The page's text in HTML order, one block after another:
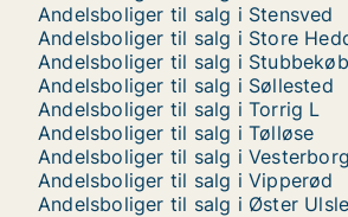
Andelsboliger til salg i Stensved
Andelsboliger til salg i Store
Andelsboliger til salg i
Andelsboliger til salg i Søllested
Andelsboliger til salg i Torrig L
Andelsboliger til salg i Tølløse
Andelsboliger til salg i Vesterborg
Andelsboliger til salg i Vipperød
Andelsboliger til salg i Øster